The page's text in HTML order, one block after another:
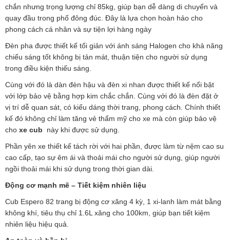
chắn nhưng trọng lượng chỉ 85kg, giúp bạn dễ dàng di chuyển và
quay đầu trong phố đông đúc. Đây là lựa chọn hoàn hảo cho
phong cách cá nhân và sự tiện lợi hàng ngày
Đèn pha được thiết kế tối giản với ánh sáng Halogen cho khả năng
chiếu sáng tốt không bị tản mát, thuận tiện cho người sử dụng
trong điều kiện thiếu sáng.
Cùng với đó là dàn đèn hậu và đèn xi nhan được thiết kế nổi bật
với lớp bảo vệ bằng hợp kim chắc chắn. Cùng với đó là đèn đặt ở
vị trí dễ quan sát, có kiểu dáng thời trang, phong cách. Chính thiết
kế đó không chỉ làm tăng vẻ thẩm mỹ cho xe mà còn giúp bảo vệ
cho xe cub
này khi được sử dụng.
Phần yên xe thiết kế tách rời với hai phần, được làm từ nệm cao su
cao cấp, tạo sự êm ái và thoải mái cho người sử dụng, giúp người
ngồi thoải mái khi sử dụng trong thời gian dài.
Động cơ mạnh mẽ – Tiết kiệm nhiên liệu
Cub Espero 82 trang bị động cơ xăng 4 kỳ, 1 xi-lanh làm mát bằng
không khí, tiêu thụ chỉ 1.6L xăng cho 100km, giúp bạn tiết kiệm
nhiên liệu hiệu quả.